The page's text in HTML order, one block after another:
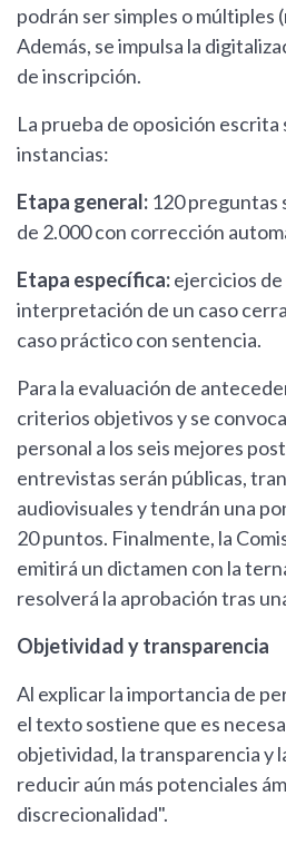
podrán ser simples o múltiples
Además, se impulsa la
de inscripción.
La prueba de oposición escrita
instancias:
Etapa general: 120 preguntas
de 2.000 con corrección
Etapa específica:ejercicios
interpretación de un caso
caso práctico con sentencia.
Para la evaluación de
criterios objetivos y se
personal a los seis mejores
entrevistas serán públicas,
audiovisuales y tendrán una
20 puntos. Finalmente, la
emitirá un dictamen con la
resolverá la aprobación tras
Objetividad y transparencia
Al explicar la importancia de
el texto sostiene que es
objetividad, la transparencia y
reducir aún más potenciales
discrecionalidad".